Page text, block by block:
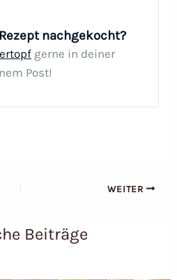
nachgekocht?
gerne in deiner
Post!
WEITER
Beiträge